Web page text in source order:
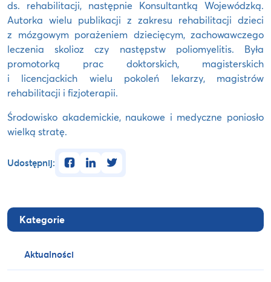
Kategorie
Aktualności
ds. rehabilitacji, następnie Konsultantką Wojewódzką.
Autorka wielu publikacji z zakresu rehabilitacji dzieci
z mózgowym porażeniem dziecięcym, zachowawczego
leczenia skolioz czy następstw poliomyelitis. Była
promotorką prac doktorskich, magisterskich
i licencjackich wielu pokoleń lekarzy, magistrów
rehabilitacji i fizjoterapii.
Środowisko akademickie, naukowe i medyczne poniosło
wielką stratę.
Udostępnij: facebooklinkedintwitter